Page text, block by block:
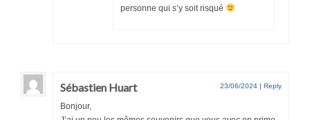
personne qui s’y soit risqué
Sébastien Huart 23/06/2024 | Reply
Bonjour,